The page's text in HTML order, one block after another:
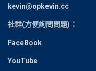
kevin@opkevin.cc
社群(方便詢問問題)：
FaceBook
YouTube